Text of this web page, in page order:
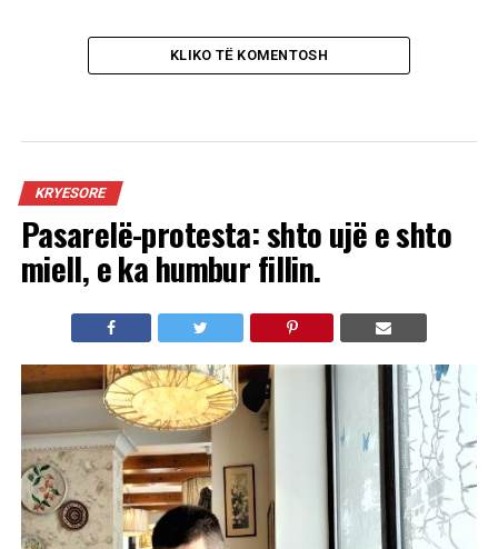
KLIKO TË KOMENTOSH
KRYESORE
Pasarelë-protesta: shto ujë e shto
miell, e ka humbur fillin.